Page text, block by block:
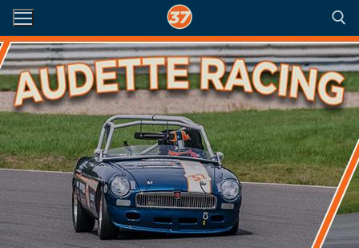
Aller
au
contenu
Rechercher :